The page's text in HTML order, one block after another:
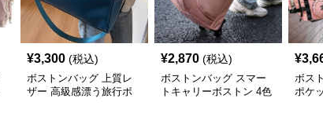
¥3,300 (税込)
ボストンバッグ 上質レ
ザー 高級感漂う旅行ボ
¥2,870 (税込)
ボストンバッグ スマー
トキャリーボストン 4色
¥
ボス
ポケ